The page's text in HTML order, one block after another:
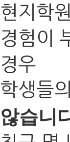
현지학
경험이
경우
학생들
않습니